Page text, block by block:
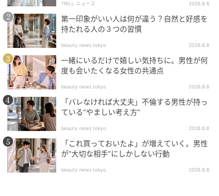
の記事をもっとみる
TRILL ニュース 2026.8.8
第一印象がいい人は何が違う？自然と好感を
持たれる人の３つの習慣
beauty news tokyo 2026.8.8
一緒にいるだけで嬉しい気持ちに。男性が何
度も会いたくなる女性の共通点
beauty news tokyo 2026.8.8
「バレなければ大丈夫」不倫する男性が持っ
ている“やましい考え方”
beauty news tokyo 2026.8.8
「これ買っておいたよ」が増えていく。男性
が“大切な相手”にしかしない行動
beauty news tokyo 2026.8.8